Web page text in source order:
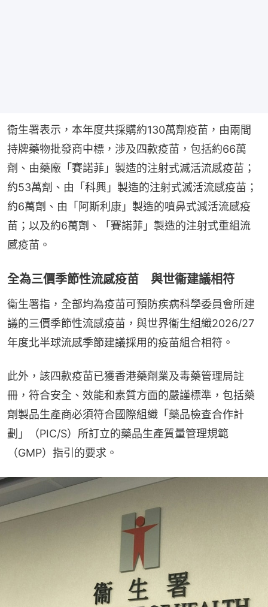
衞生署表示，本年度共採購約130萬劑疫苗，由兩間
持牌藥物批發商中標，涉及四款疫苗，包括約66萬
劑、由藥廠「賽諾菲」製造的注射式滅活流感疫苗；
約53萬劑、由「科興」製造的注射式滅活流感疫苗；
約6萬劑、由「阿斯利康」製造的噴鼻式減活流感疫
苗；以及約6萬劑、「賽諾菲」製造的注射式重組流
感疫苗。
全為三價季節性流感疫苗 與世衞建議相符
衞生署指，全部均為疫苗可預防疾病科學委員會所建
議的三價季節性流感疫苗，與世界衞生組織2026/27
年度北半球流感季節建議採用的疫苗組合相符。
此外，該四款疫苗已獲香港藥劑業及毒藥管理局註
冊，符合安全、效能和素質方面的嚴謹標準，包括藥
劑製品生產商必須符合國際組織「藥品檢查合作計
劃」（PIC/S）所訂立的藥品生產質量管理規範
（GMP）指引的要求。